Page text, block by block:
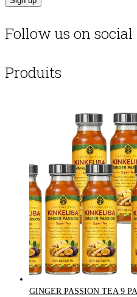
Follow us on
Produits
GINGER PASSION TEA 9